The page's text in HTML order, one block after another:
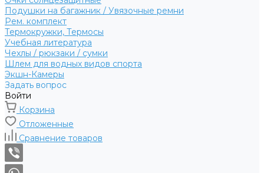
Подушки на багажник / Увязочные ремни
Рем. комплект
Термокружки, Термосы
Учебная литература
Чехлы / рюкзаки / сумки
Шлем для водных видов спорта
Экшн-Камеры
Задать вопрос
Войти
Корзина
Отложенные
Сравнение товаров